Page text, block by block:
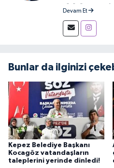
yürüyüş
Devam Et
Bunlar da ilginizi
Kepez Belediye Başkanı
Kocagöz vatandaşların
taleplerini yerinde dinledi!